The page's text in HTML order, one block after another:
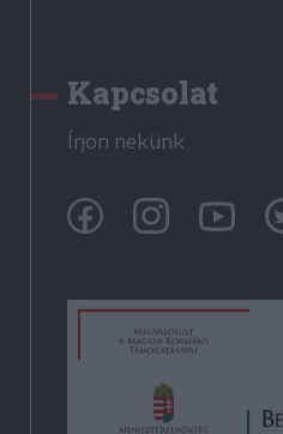
Kapcsolat
Írjon nekünk